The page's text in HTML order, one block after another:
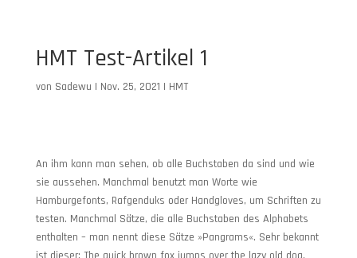
HMT Test-Artikel 1
von Sadewu | Nov. 25, 2021 | HMT
An ihm kann man sehen, ob alle Buchstaben da sind und wie
sie aussehen. Manchmal benutzt man Worte wie
Hamburgefonts, Rafgenduks oder Handgloves, um Schriften zu
testen. Manchmal Sätze, die alle Buchstaben des Alphabets
enthalten – man nennt diese Sätze »Pangrams«. Sehr bekannt